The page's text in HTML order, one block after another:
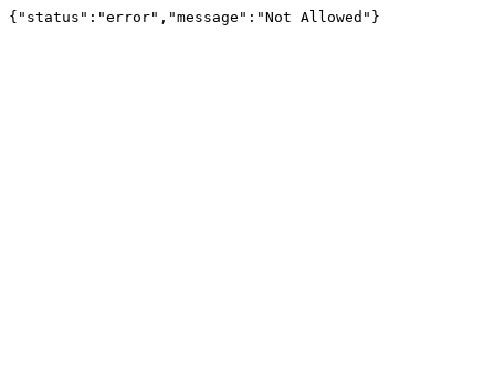
{"status":"error","message":"Not Allowed"}